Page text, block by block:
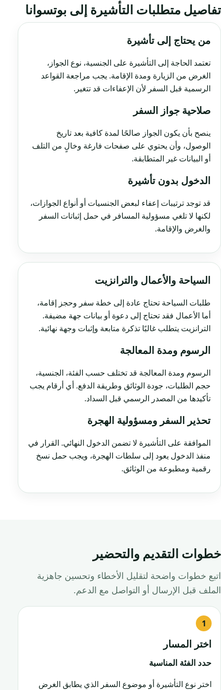
تفاصيل متطلبات التأشيرة إلى بوتسوانا
من يحتاج إلى تأشيرة
تعتمد الحاجة إلى التأشيرة على الجنسية، نوع الجواز،
الغرض من الزيارة ومدة الإقامة. يجب مراجعة القواعد
الرسمية قبل السفر لأن الإعفاءات قد تتغير.
صلاحية جواز السفر
ينصح بأن يكون الجواز صالحًا لمدة كافية بعد تاريخ
الوصول، وأن يحتوي على صفحات فارغة وخالٍ من التلف
أو البيانات غير المتطابقة.
الدخول بدون تأشيرة
قد توجد ترتيبات إعفاء لبعض الجنسيات أو أنواع الجوازات،
لكنها لا تلغي مسؤولية المسافر في حمل إثباتات السفر
والغرض والإقامة.
السياحة والأعمال والترانزيت
طلبات السياحة تحتاج عادة إلى خطة سفر وحجز إقامة،
أما الأعمال فقد تحتاج إلى دعوة أو بيانات جهة مضيفة.
الترانزيت يتطلب غالبًا تذكرة متابعة وإثبات وجهة نهائية.
الرسوم ومدة المعالجة
الرسوم ومدة المعالجة قد تختلف حسب الفئة، الجنسية،
حجم الطلبات، جودة الوثائق وطريقة الدفع. أي أرقام يجب
تأكيدها من المصدر الرسمي قبل السداد.
تحذير السفر ومسؤولية الهجرة
الموافقة على التأشيرة لا تضمن الدخول النهائي. القرار في
منفذ الدخول يعود إلى سلطات الهجرة، ويجب حمل نسخ
رقمية ومطبوعة من الوثائق.
خطوات التقديم والتحضير
اتبع خطوات واضحة لتقليل الأخطاء وتحسين جاهزية
الملف قبل الإرسال أو التواصل مع الدعم.
اختر المسار
حدد الفئة المناسبة
اختر نوع التأشيرة أو موضوع السفر الذي يطابق الغرض